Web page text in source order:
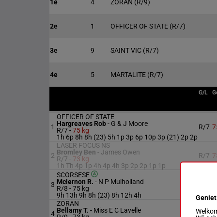
1e 4 ZORAN (R/9)
2e 1 OFFICER OF STATE (R/7)
3e 9 SAINT VIC (R/7)
4e 5 MARTALITE (R/7)
G/L
1
OFFICER OF STATE
Hargreaves Rob- G & J Moore
R/7 -75 kg
1h 6p 8h 8h (23) 5h 1p 3p 6p 10p 3p (21) 2p 2p
R/7
2
LASER FOCUS NS
Bromley Ben - James Owen
R/7 - 73 kg
1h Th 4p 1p 4h 4p 4h 3p 2p 2p 1p 1p
R/7
3
SCORSESE
Mclernon R. - N P Mulholland
R/8 -75 kg
9h 13h 9h 8h (23) 8h 12h 4h
4
ZORAN
Bellamy T. - Miss E C Lavelle
R/9